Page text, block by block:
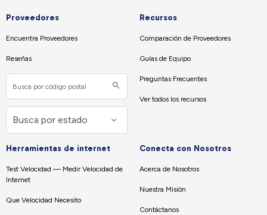
Proveedores
Encuentra Proveedores
Reseñas
Recursos
Comparación de Proveedores
Guías de Equipo
Preguntas Frecuentes
Ver todos los recursos
Herramientas de internet
Test Velocidad — Medir Velocidad de
Internet
Que Velocidad Necesito
Conecta con Nosotros
Acerca de Nosotros
Nuestra Misión
Contáctanos